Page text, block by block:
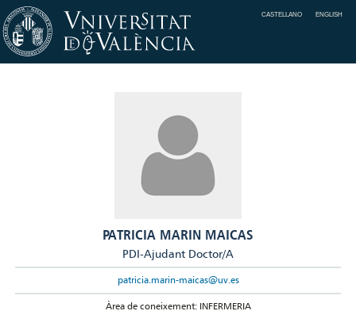
CASTELLANO ENGLISH
PATRICIA MARIN MAICAS
PDI-Ajudant Doctor/A
patricia.marin-maicas@uv.es
Àrea de coneixement: INFERMERIA